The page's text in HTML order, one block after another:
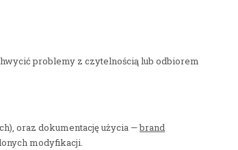
problemy z czytelnością lub odbiorem
oraz dokumentację użycia —brand
modyfikacji.